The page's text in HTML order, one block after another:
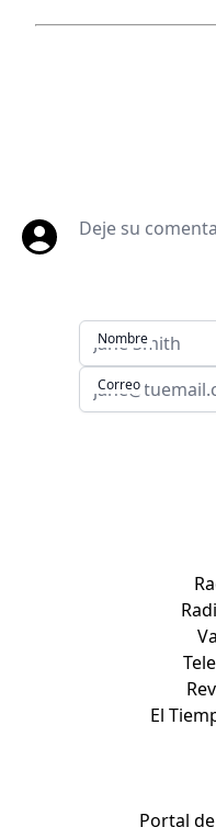
Deje su
Nombre
Correo
El
Portal